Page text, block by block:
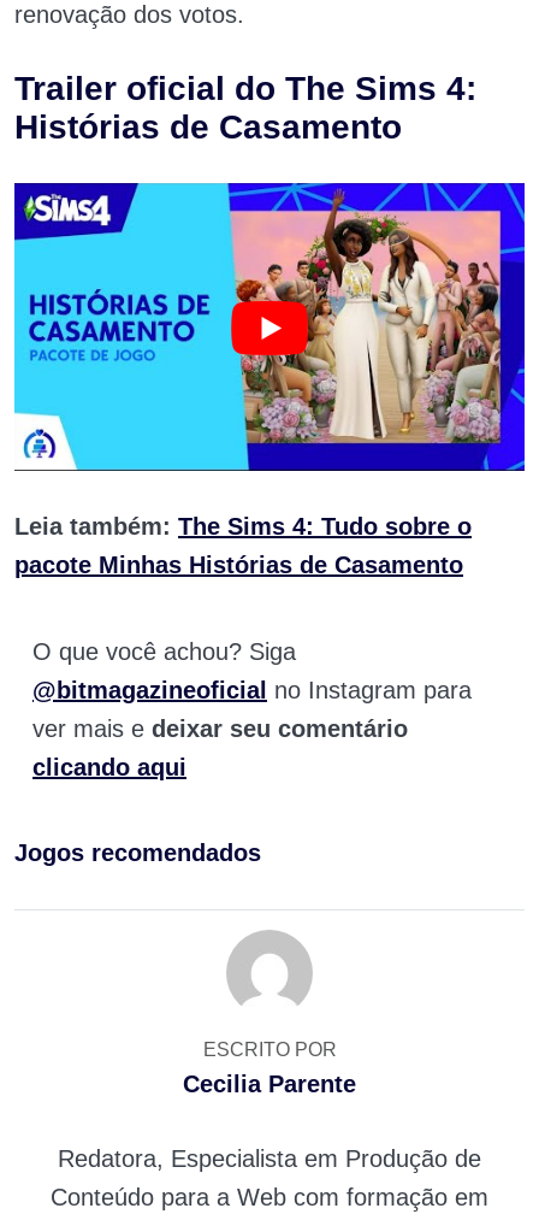
renovação dos votos.
Trailer oficial do The Sims 4:
Histórias de Casamento
Leia também: The Sims 4: Tudo sobre o
pacote Minhas Histórias de Casamento
O que você achou? Siga
@bitmagazineoficial no Instagram para
ver mais e deixar seu comentário
clicando aqui
Jogos recomendados
ESCRITO POR
Cecilia Parente
Redatora, Especialista em Produção de
Conteúdo para a Web com formação em